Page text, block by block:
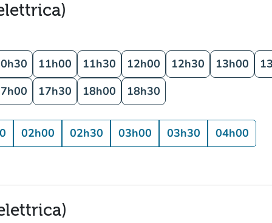
11h00 11h30 12h00 12h30 13h00
17h30 18h00 18h30
02h00 02h30 03h00 03h30 04h00